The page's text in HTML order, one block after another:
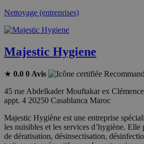
Nettoyage (entreprises)
Majestic Hygiene
★ 0.0 0 Avis
45 rue Abdelkader Mouftakar ex
appt. 4 20250 Casablanca Maroc
Majestic Hygiène est une entreprise
les nuisibles et les services d’hygiène. Elle
de dératisation, désinsectisation,